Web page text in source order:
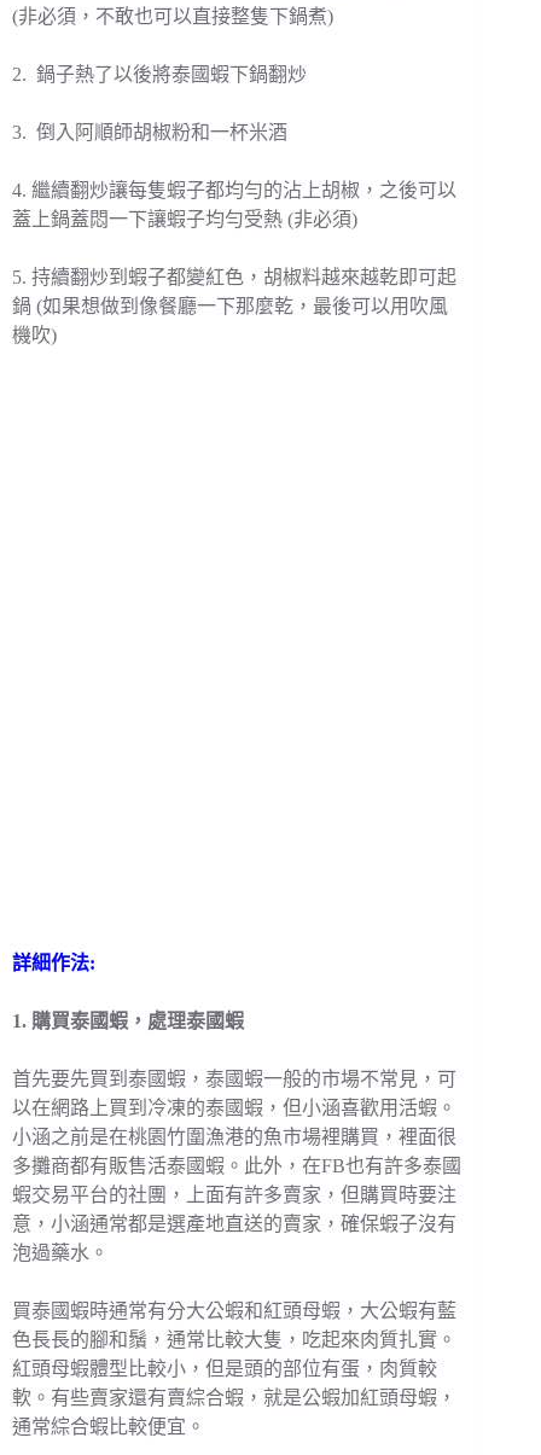
(非必須，不敢也可以直接整隻下鍋煮)
2. 鍋子熱了以後將泰國蝦下鍋翻炒
3. 倒入阿順師胡椒粉和一杯米酒
4. 繼續翻炒讓每隻蝦子都均勻的沾上胡椒，之後可以
蓋上鍋蓋悶一下讓蝦子均勻受熱 (非必須)
5. 持續翻炒到蝦子都變紅色，胡椒料越來越乾即可起
鍋 (如果想做到像餐廳一下那麼乾，最後可以用吹風
機吹)
詳細作法:
1. 購買泰國蝦，處理泰國蝦
首先要先買到泰國蝦，泰國蝦一般的市場不常見，可
以在網路上買到冷凍的泰國蝦，但小涵喜歡用活蝦。
小涵之前是在桃園竹圍漁港的魚市場裡購買，裡面很
多攤商都有販售活泰國蝦。此外，在FB也有許多泰國
蝦交易平台的社團，上面有許多賣家，但購買時要注
意，小涵通常都是選產地直送的賣家，確保蝦子沒有
泡過藥水。
買泰國蝦時通常有分大公蝦和紅頭母蝦，大公蝦有藍
色長長的腳和鬚，通常比較大隻，吃起來肉質扎實。
紅頭母蝦體型比較小，但是頭的部位有蛋，肉質較
軟。有些賣家還有賣綜合蝦，就是公蝦加紅頭母蝦，
通常綜合蝦比較便宜。